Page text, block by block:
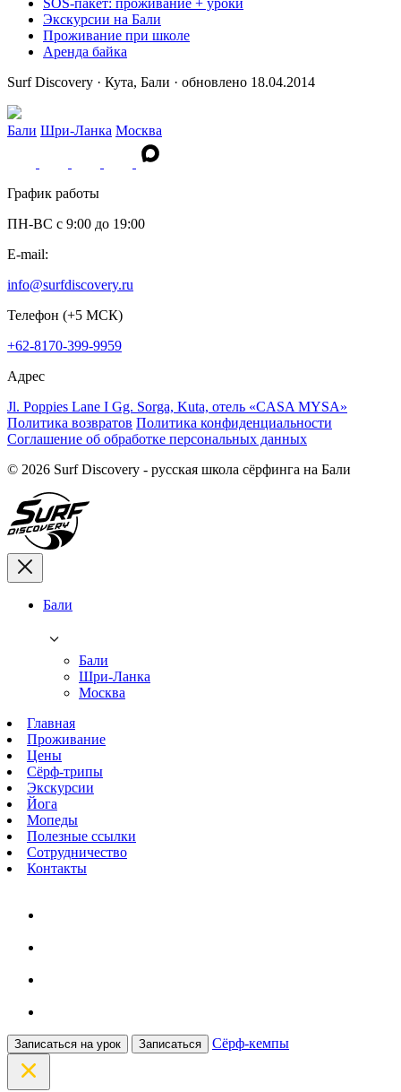
Экскурсии на Бали
Проживание при школе
Аренда байка
Surf Discovery · Кута, Бали · обновлено 18.04.2014
Бали Шри-Ланка Москва
График работы
ПН-ВС c 9:00 до 19:00
E-mail:
info@surfdiscovery.ru
Телефон (+5 МСК)
+62-8170-399-9959
Адрес
Jl. Poppies Lane I Gg. Sorga, Kuta, отель «CASA MYSA»
Политика возвратов Политика конфиденциальности
Соглашение об обработке персональных данных
© 2026 Surf Discovery - русская школа сёрфинга на Бали
Бали
Бали
Шри-Ланка
Москва
Главная
Проживание
Цены
Сёрф-трипы
Экскурсии
Йога
Мопеды
Полезные ссылки
Сотрудничество
Контакты
Записаться на урок Записаться Сёрф-кемпы